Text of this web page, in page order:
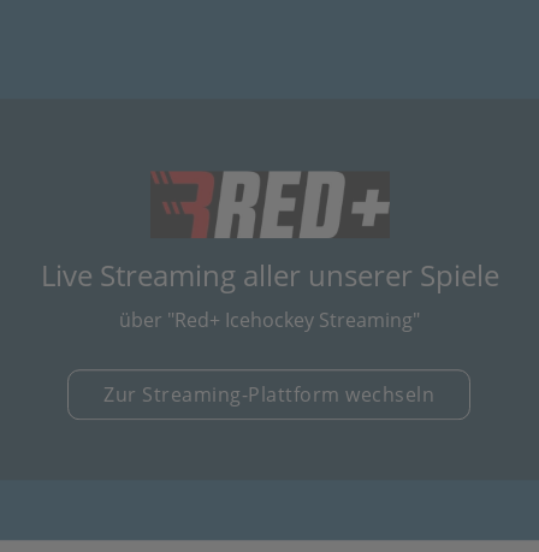
Live Streaming aller unserer Spiele
über "Red+ Icehockey Streaming"
Zur Streaming-Plattform wechseln